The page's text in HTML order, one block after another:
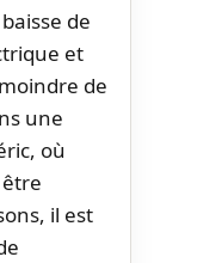
de
et
de
une
où
il est